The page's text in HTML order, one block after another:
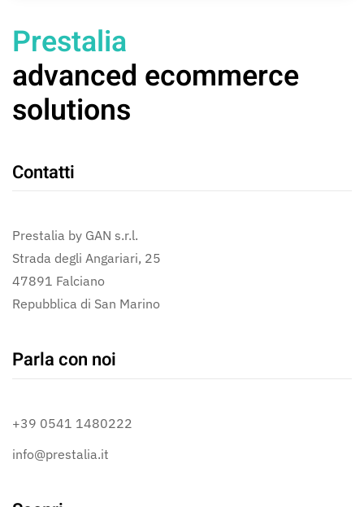
Prestalia
advanced ecommerce
solutions
Contatti
Prestalia by GAN s.r.l.
Strada degli Angariari, 25
47891 Falciano
Repubblica di San Marino
Parla con noi
+39 0541 1480222
info@prestalia.it